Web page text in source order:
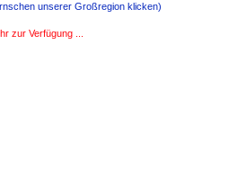
unserer Großregion klicken)
zur Verfügung ...